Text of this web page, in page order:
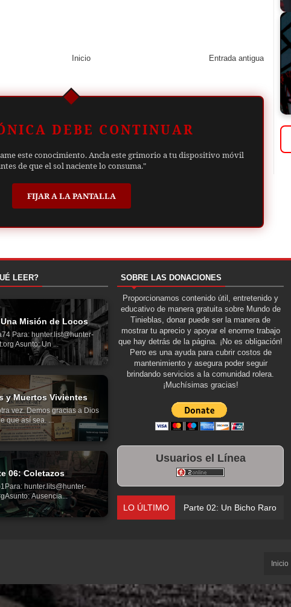
Entrada antigua
Inicio
DEBE CONTINUAR
este conocimiento. Ancla este grimorio a tu dispositivo móvil
de que el sol naciente lo consuma."
FIJAR A LA PANTALLA
LEER?
Misión de Locos
Para: hunter.list@hunter-
Asunto: Un ...
y Muertos Vivientes
vez. Demos gracias a Dios
que así sea. ...
06: Coletazos
hunter.lits@hunter-
Ausencia...
SOBRE LAS DONACIONES
Proporcionamos contenido útil, entretenido y
educativo de manera gratuita sobre Mundo de
Tinieblas, donar puede ser la manera de
mostrar tu aprecio y apoyar el enorme trabajo
que hay detrás de la página. ¡No es obligación!
Pero es una ayuda para cubrir costos de
mantenimiento y asegura poder seguir
brindando servicios a la comunidad rolera.
¡Muchísimas gracias!
Usuarios el Línea
LO ÚLTIMO Parte 02: Un Bicho Raro
Inicio